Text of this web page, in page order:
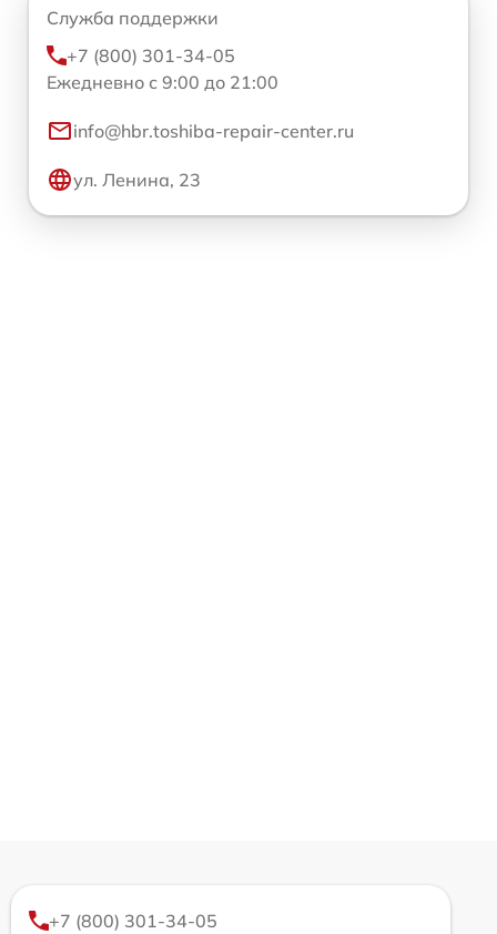
Служба поддержки
+7 (800) 301-34-05
Ежедневно с 9:00 до 21:00
info@hbr.toshiba-repair-center.ru
ул. Ленина, 23
+7 (800) 301-34-05